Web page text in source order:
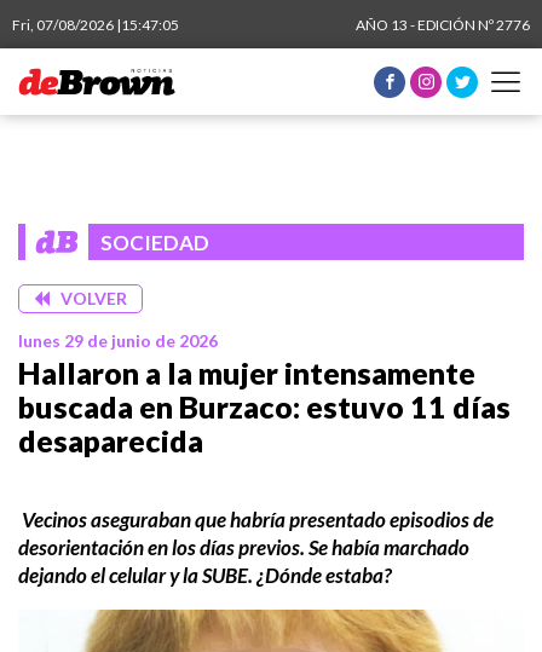
Fri, 07/08/2026 |15:47:05 AÑO 13 - EDICIÓN Nº 2776
SOCIEDAD
VOLVER
lunes 29 de junio de 2026
Hallaron a la mujer intensamente
buscada en Burzaco: estuvo 11 días
desaparecida
Vecinos aseguraban que habría presentado episodios de
desorientación en los días previos. Se había marchado
dejando el celular y la SUBE. ¿Dónde estaba?